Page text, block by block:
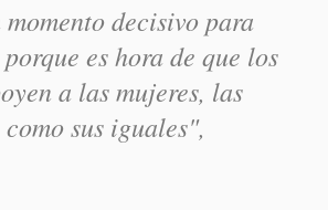
momento decisivo para
es hora de que los
a las mujeres, las
sus iguales",